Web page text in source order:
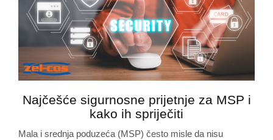
Najčešće sigurnosne prijetnje za MSP i
kako ih spriječiti
Mala i srednja poduzeća (MSP) često misle da nisu